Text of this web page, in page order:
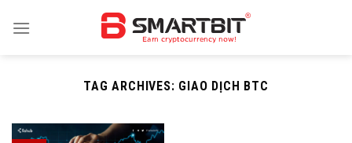
TAG ARCHIVES: GIAO DỊCH BTC